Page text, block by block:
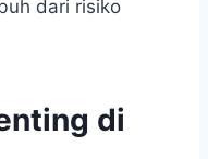
dari risiko
di